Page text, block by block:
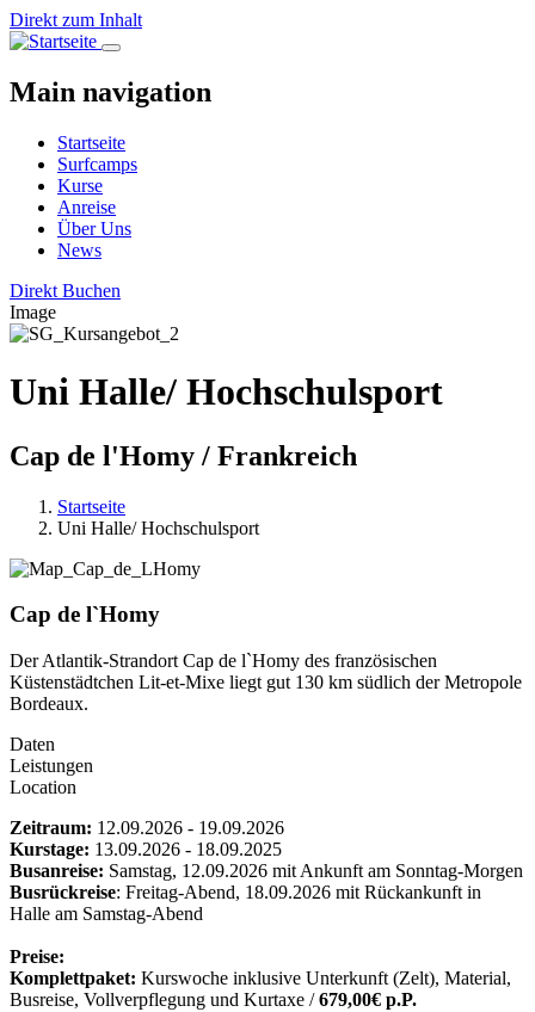
Direkt zum Inhalt
Main navigation
Startseite
Surfcamps
Kurse
Anreise
Über Uns
News
Direkt Buchen
Image
Uni Halle/ Hochschulsport
Cap de l'Homy / Frankreich
Startseite
Uni Halle/ Hochschulsport
Cap de l`Homy
Der Atlantik-Strandort Cap de l`Homy des französischen
Küstenstädtchen Lit-et-Mixe liegt gut 130 km südlich der Metropole
Bordeaux.
Daten
Leistungen
Location
Zeitraum: 12.09.2026 - 19.09.2026
Kurstage: 13.09.2026 - 18.09.2025
Busanreise: Samstag, 12.09.2026 mit Ankunft am Sonntag-Morgen
Busrückreise: Freitag-Abend, 18.09.2026 mit Rückankunft in
Halle am Samstag-Abend
Preise:
Komplettpaket: Kurswoche inklusive Unterkunft (Zelt), Material,
Busreise, Vollverpflegung und Kurtaxe /679,00€ p.P.